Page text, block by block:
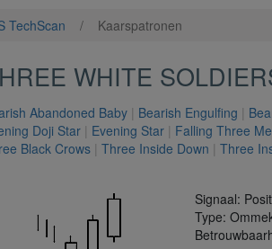
TechScan / Kaarspatronen
WHITE
Abandoned Baby | Bearish Engulfing |
Doji Star | Evening Star | Falling Three
Black Crows | Three Inside Down | Three
Signaal:
Type: